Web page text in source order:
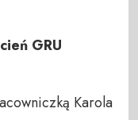
GRU
Karola